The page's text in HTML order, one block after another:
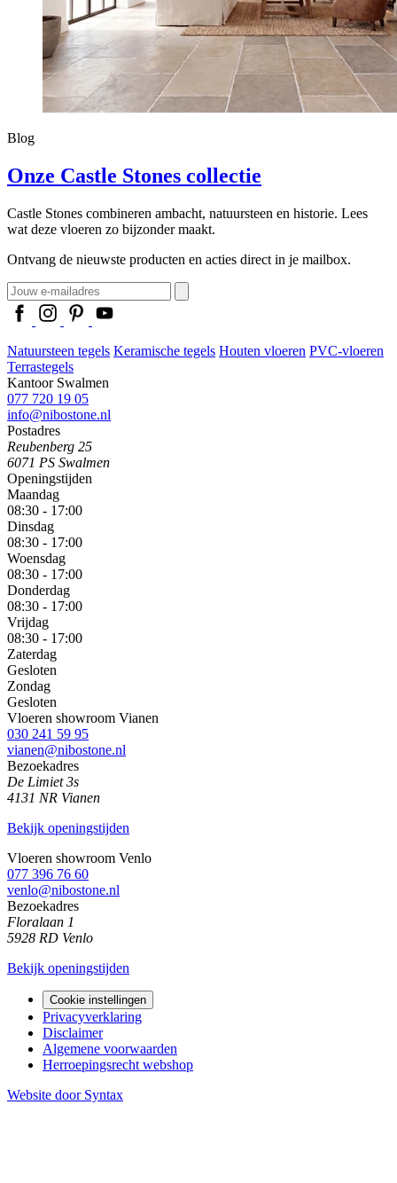
Blog
Onze Castle Stones collectie
Castle Stones combineren ambacht, natuursteen en historie. Lees
wat deze vloeren zo bijzonder maakt.
Ontvang de nieuwste producten en acties direct in je mailbox.
Natuursteen tegels Keramische tegels Houten vloeren PVC-vloeren
Terrastegels
Kantoor Swalmen
077 720 19 05
info@nibostone.nl
Postadres
Reubenberg 25
6071 PS Swalmen
Openingstijden
Maandag
08:30 - 17:00
Dinsdag
08:30 - 17:00
Woensdag
08:30 - 17:00
Donderdag
08:30 - 17:00
Vrijdag
08:30 - 17:00
Zaterdag
Gesloten
Zondag
Gesloten
Vloeren showroom Vianen
030 241 59 95
vianen@nibostone.nl
Bezoekadres
De Limiet 3s
4131 NR Vianen
Bekijk openingstijden
Vloeren showroom Venlo
077 396 76 60
venlo@nibostone.nl
Bezoekadres
Floralaan 1
5928 RD Venlo
Bekijk openingstijden
Cookie instellingen
Privacyverklaring
Disclaimer
Algemene voorwaarden
Herroepingsrecht webshop
Website door Syntax